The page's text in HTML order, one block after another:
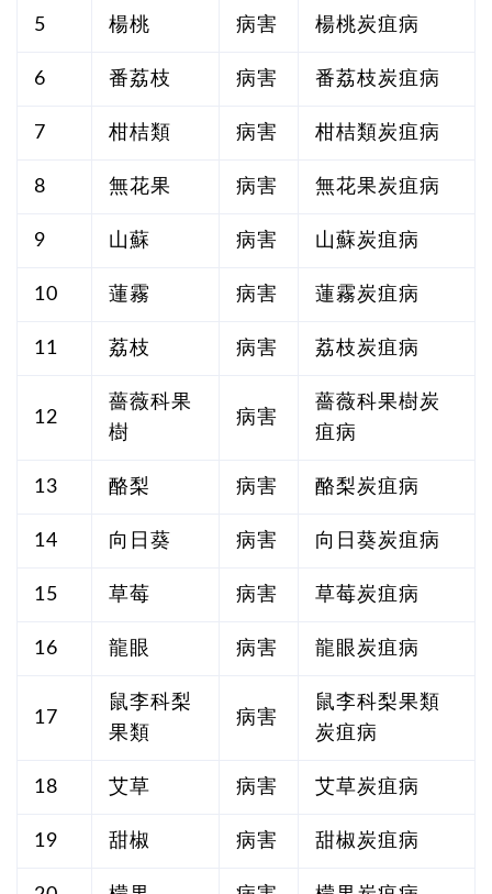
5 楊桃 病害 楊桃炭疽病
6 番荔枝 病害 番荔枝炭疽病
7 柑桔類 病害 柑桔類炭疽病
8 無花果 病害 無花果炭疽病
9 山蘇 病害 山蘇炭疽病
10 蓮霧 病害 蓮霧炭疽病
11 荔枝 病害 荔枝炭疽病
12
薔薇科果
樹
病害
薔薇科果樹炭
疽病
13 酪梨 病害 酪梨炭疽病
14 向日葵 病害 向日葵炭疽病
15 草莓 病害 草莓炭疽病
16 龍眼 病害 龍眼炭疽病
17
鼠李科梨
果類
病害
鼠李科梨果類
炭疽病
18 艾草 病害 艾草炭疽病
19 甜椒 病害 甜椒炭疽病